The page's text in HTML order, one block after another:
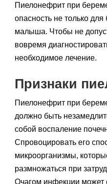
Пиелонефрит при
опасность не только
малыша. Чтобы не
вовремя
необходимое лечение.
Признаки
Пиелонефрит при
должно быть
собой воспаление
Спровоцировать его
микроорганизмы,
размножаться при
Очагом инфекции может